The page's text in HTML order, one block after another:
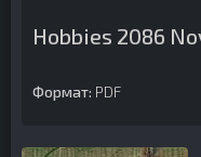
Hobbies 2086
Формат: PDF